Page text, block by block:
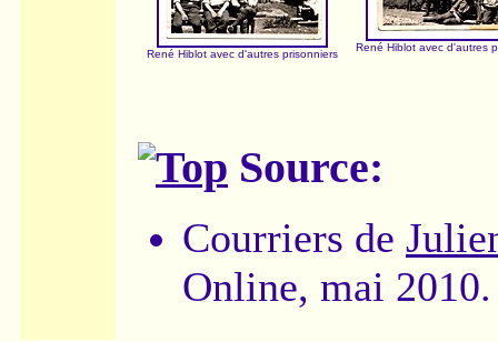
René Hiblot avec d'autres prisonniers
René Hiblot avec d'autres
Source:
Courriers de
Online, mai 2010.